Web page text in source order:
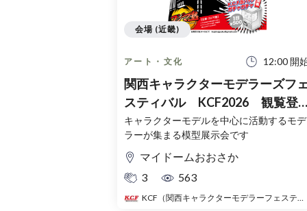
アート・文化 12:00 開
関西キャラクターモデラーズフ
スティバル KCF2026 観覧登
録チケット（無料）
キャラクターモデルを中心に活動するモデ
ラーが集まる模型展示会です
マイドームおおさか
3
563
KCF（関西キャラクターモデラーフェスティバル）
会場 (近畿)